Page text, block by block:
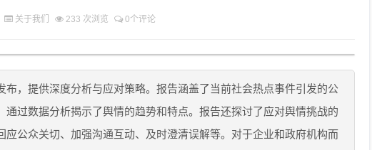
关于我们 233 次浏览 0个评论
布，提供深度分析与应对策略。报告涵盖了当前社会热点事件引发的公
通过数据分析揭示了舆情的趋势和特点。报告还探讨了应对舆情挑战的
应公众关切、加强沟通互动、及时澄清误解等。对于企业和政府机构而